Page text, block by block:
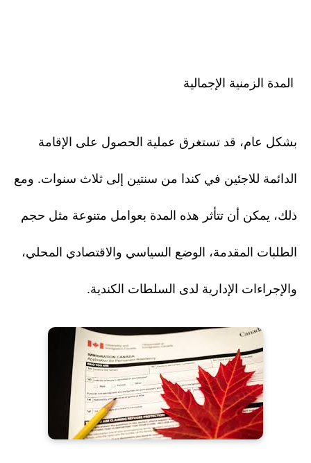
المدة الزمنية الإجمالية
بشكل عام، قد تستغرق عملية الحصول على الإقامة
الدائمة للاجئين في كندا من سنتين إلى ثلاث سنوات. ومع
ذلك، يمكن أن تتأثر هذه المدة بعوامل متنوعة مثل حجم
الطلبات المقدمة، الوضع السياسي والاقتصادي المحلي،
والإجراءات الإدارية لدى السلطات الكندية.